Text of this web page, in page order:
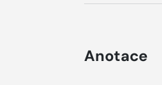
Anotace